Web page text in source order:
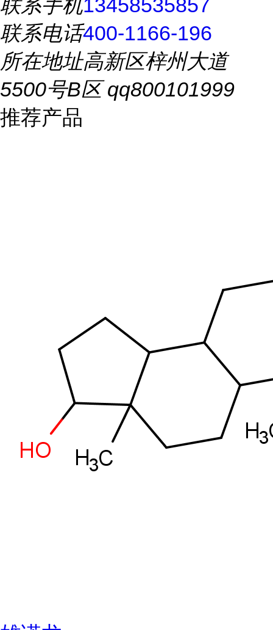
联系手机13458535857
联系电话400-1166-196
所在地址高新区梓州大道
5500号B区 qq800101999
推荐产品